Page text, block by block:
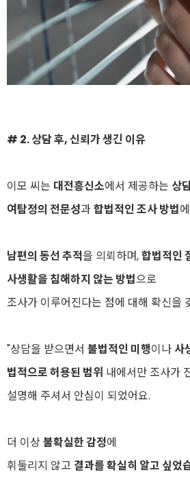
# 2. 상담 후, 신뢰가 생긴 이유
이모 씨는 대전흥신소에서 제공하는 상
여탐정의 전문성과합법적인 조사 방법
남편의 동선 추적을 의뢰하며,합법적인
사생활을 침해하지 않는 방법으로
조사가 이루어진다는 점에 대해 확신을
"상담을 받으면서 불법적인 미행이나 사
법적으로 허용된 범위 내에서만 조사가
설명해 주셔서 안심이 되었어요.
더 이상불확실한 감정에
휘둘리지 않고 결과를 확실히 알고 싶었